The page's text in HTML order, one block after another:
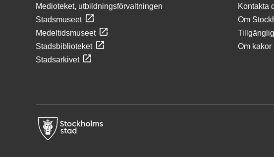
Medioteket, utbildningsförvaltningen
Stadsmuseet
Medeltidsmuseet
Stadsbiblioteket
Stadsarkivet
Kontakta
Om
Om kakor